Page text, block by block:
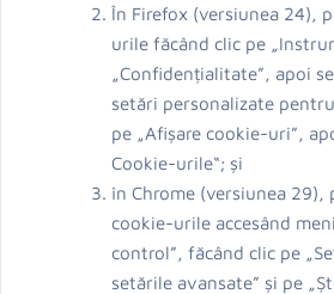
În Firefox (versiunea 24),
urile făcând clic pe
„Confidențialitate”, apoi
setări personalizate
pe „Afișare cookie-uri”,
Cookie-urile“; și
în Chrome (versiunea
cookie-urile accesând
control”, făcând clic pe
setările avansate” și pe